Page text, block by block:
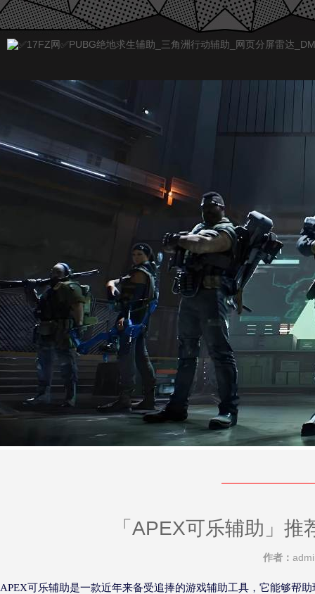
「APEX可乐辅助」
作者：
APEX可乐辅助是一款近年来备受追捧的游戏辅助工具，它能够帮